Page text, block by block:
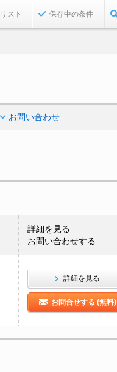
スト 保存中の条件
お問い合わせ
詳細を見る
お問い合わせする
詳細を見る
お問合せする (無料)